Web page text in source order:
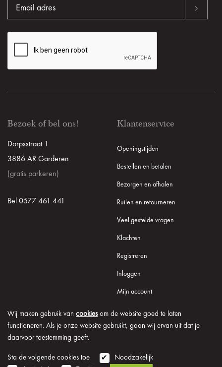
Wij maken gebruik van cookiesom de website goed te laten
functioneren. Als je onze website gebruikt, gaan wij ervan uit dat je
daarvoor toestemming geeft.
Sta de volgende cookies toe
Noodzakelijk
Bezoek of bel ons!
Dorpsstraat 1
3886 AR Garderen
(gratis parkeren)
Bel 0577 461 441
Klantenservice
Openingstijden
Bestellen en betalen
Bezorgen en afhalen
Ruilen en retourneren
Veel gestelde vragen
Klachten
Registreren
Inloggen
Mijn account
© 2026 Onder de Lindeboom